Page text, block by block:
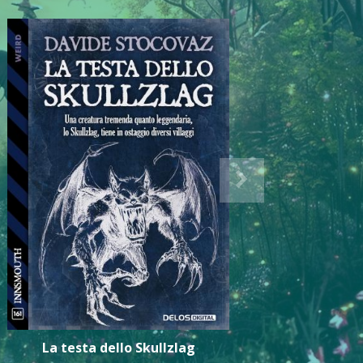
La testa dello Skullzlag